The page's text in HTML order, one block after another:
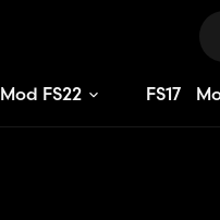
Mod FS22 FS17